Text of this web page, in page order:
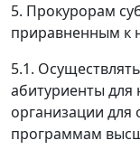
5. Прокурорам
приравненным к
5.1.
абитуриенты для
организации
программам